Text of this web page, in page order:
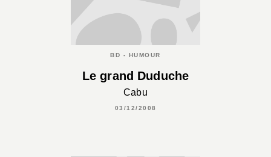
BD - HUMOUR
Le grand Duduche
Cabu
03/12/2008